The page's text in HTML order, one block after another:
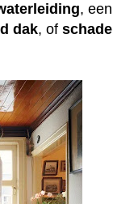
, een
dak, of schade